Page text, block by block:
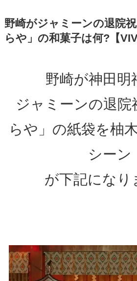
野崎がジャミーンの退院
らや」の和菓子は何?【
野崎が神田明
ジャミーンの退院
らや」の紙袋を柚
シーン
が下記になり